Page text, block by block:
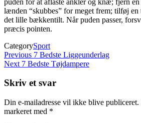
lænden “skubbes” for meget frem; tilføj
det lille bækkentilt. Når puden passer,
præcis pointen.
CategorySport
Indlægsnavigation
Previous
Post
Previous 7 Bedste Liggeunderlag
Next
Next 7 Bedste Tøjdampere
Skriv et svar
Din e-mailadresse vil ikke blive publiceret.
markeret med *